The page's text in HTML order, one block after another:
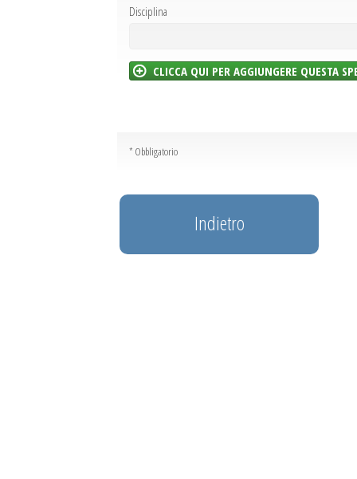
Disciplina
CLICCA QUI PER AGGIUNGERE QUESTA
* Obbligatorio
Indietro